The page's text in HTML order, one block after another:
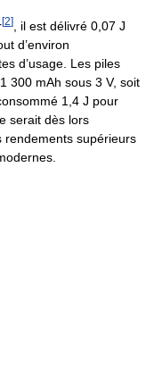
[2] , il est délivré 0,07 J
d’environ
d’usage. Les piles
1 300 mAh sous 3 V, soit
1,4 J pour
serait dès lors
rendements supérieurs